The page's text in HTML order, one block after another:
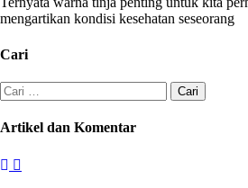
mengartikan kondisi kesehatan seseorang
Cari
Cari
untuk:
Artikel dan Komentar